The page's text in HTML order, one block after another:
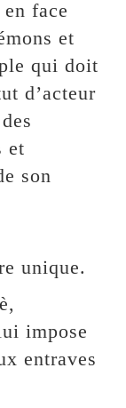
face
et
qui doit
d’acteur
et
son
unique.
impose
entraves